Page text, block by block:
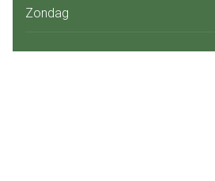
Zondag